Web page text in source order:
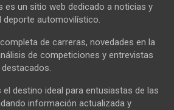
es un sitio web dedicado a noticias y
deporte automovilístico.
de carreras, novedades en la
de competiciones y entrevistas
destino ideal para entusiastas de las
información actualizada y